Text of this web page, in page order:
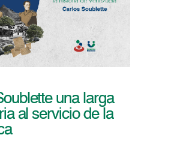
una larga
al servicio de la